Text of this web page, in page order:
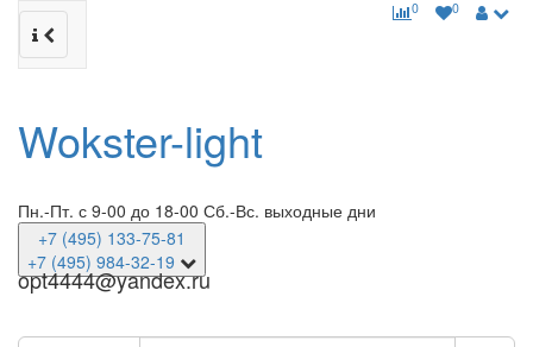
0 0
Wokster-light
Пн.-Пт. с 9-00 до 18-00 Сб.-Вс. выходные дни
+7 (495) 133-75-81
+7 (495) 984-32-19
opt4444@yandex.ru